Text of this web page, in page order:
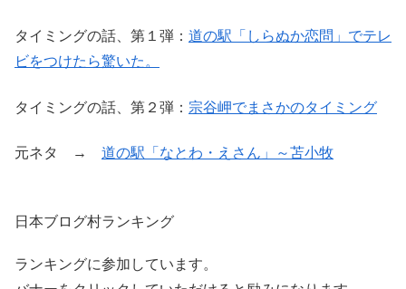
タイミングの話、第１弾： 道の駅「しらぬか恋問」でテレ
ビをつけたら驚いた。
タイミングの話、第２弾： 宗谷岬でまさかのタイミング
元ネタ → 道の駅「なとわ・えさん」～苫小牧
日本ブログ村ランキング
ランキングに参加しています。